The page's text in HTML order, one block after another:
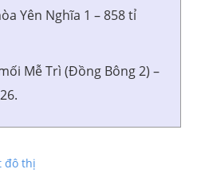
Yên Nghĩa 1 – 858 tỉ
Mễ Trì (Đồng Bông 2) –
đô thị